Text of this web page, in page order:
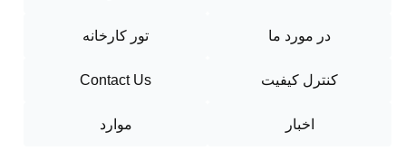
در مورد ما تور کارخانه
کنترل کیفیت Contact Us
اخبار موارد